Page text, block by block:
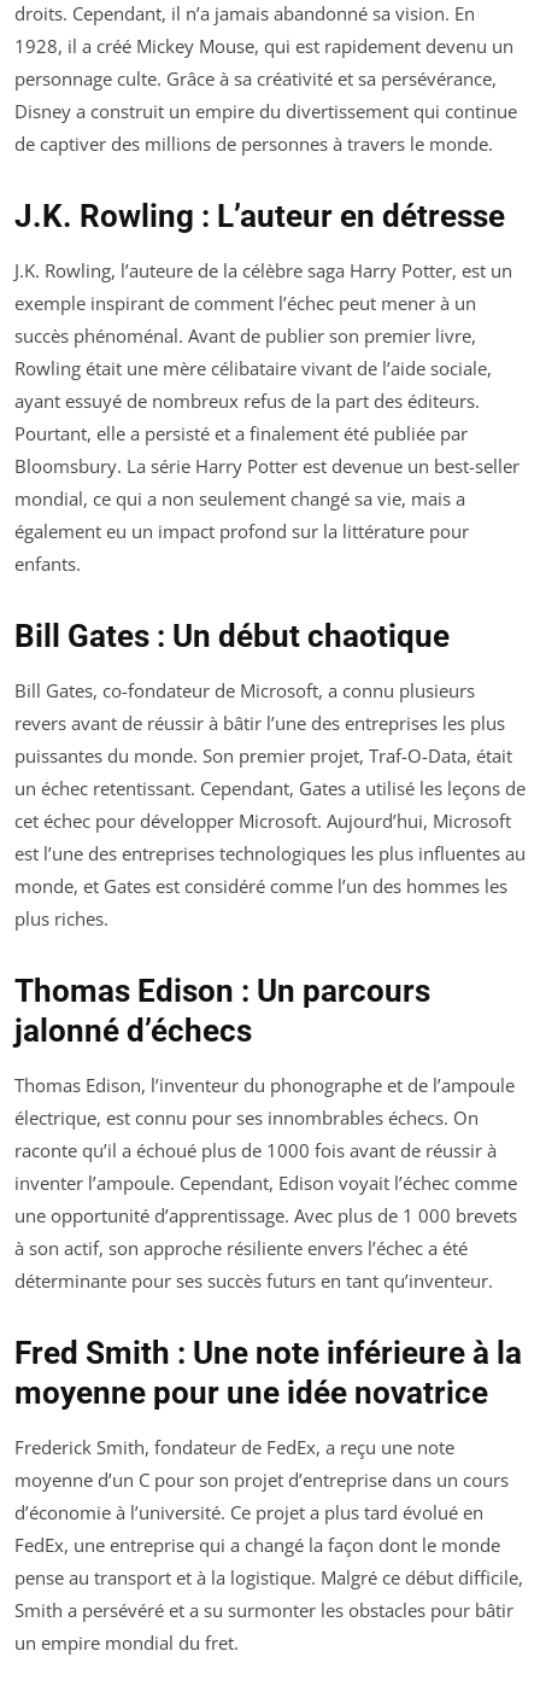
droits. Cependant, il n’a jamais abandonné sa vision. En
1928, il a créé Mickey Mouse, qui est rapidement devenu un
personnage culte. Grâce à sa créativité et sa persévérance,
Disney a construit un empire du divertissement qui continue
de captiver des millions de personnes à travers le monde.
J.K. Rowling : L’auteur en détresse
J.K. Rowling, l’auteure de la célèbre saga Harry Potter, est un
exemple inspirant de comment l’échec peut mener à un
succès phénoménal. Avant de publier son premier livre,
Rowling était une mère célibataire vivant de l’aide sociale,
ayant essuyé de nombreux refus de la part des éditeurs.
Pourtant, elle a persisté et a finalement été publiée par
Bloomsbury. La série Harry Potter est devenue un best-seller
mondial, ce qui a non seulement changé sa vie, mais a
également eu un impact profond sur la littérature pour
enfants.
Bill Gates : Un début chaotique
Bill Gates, co-fondateur de Microsoft, a connu plusieurs
revers avant de réussir à bâtir l’une des entreprises les plus
puissantes du monde. Son premier projet, Traf-O-Data, était
un échec retentissant. Cependant, Gates a utilisé les leçons de
cet échec pour développer Microsoft. Aujourd’hui, Microsoft
est l’une des entreprises technologiques les plus influentes au
monde, et Gates est considéré comme l’un des hommes les
plus riches.
Thomas Edison : Un parcours
jalonné d’échecs
Thomas Edison, l’inventeur du phonographe et de l’ampoule
électrique, est connu pour ses innombrables échecs. On
raconte qu’il a échoué plus de 1000 fois avant de réussir à
inventer l’ampoule. Cependant, Edison voyait l’échec comme
une opportunité d’apprentissage. Avec plus de 1 000 brevets
à son actif, son approche résiliente envers l’échec a été
déterminante pour ses succès futurs en tant qu’inventeur.
Fred Smith : Une note inférieure à la
moyenne pour une idée novatrice
Frederick Smith, fondateur de FedEx, a reçu une note
moyenne d’un C pour son projet d’entreprise dans un cours
d’économie à l’université. Ce projet a plus tard évolué en
FedEx, une entreprise qui a changé la façon dont le monde
pense au transport et à la logistique. Malgré ce début difficile,
Smith a persévéré et a su surmonter les obstacles pour bâtir
un empire mondial du fret.